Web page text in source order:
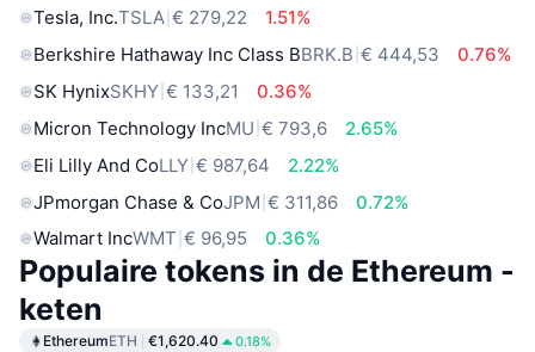
Tesla, Inc.TSLA € 279,22
1.51%
Berkshire Hathaway Inc Class BBRK.B € 444,53
0.76%
SK HynixSKHY € 133,21
0.36%
Micron Technology IncMU € 793,6
2.65%
Eli Lilly And CoLLY € 987,64
2.22%
JPmorgan Chase & CoJPM € 311,86
0.72%
Walmart IncWMT € 96,95 0.36%
Populaire tokens in de Ethereum -
keten
EthereumETH €1,620.40 0.18%